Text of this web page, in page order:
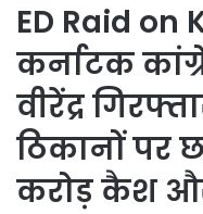
ED Raid on
कर्नाटक
वीरेंद्र
ठिकानों पर
करोड़ कैश